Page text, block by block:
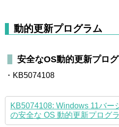
動的更新プログラム
安全なOS動的更新プロ
・KB5074108
KB5074108: Windows 11バー
の安全な OS 動的更新プログ